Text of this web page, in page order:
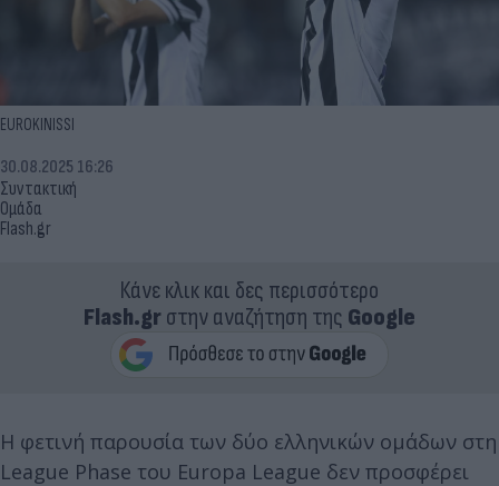
EUROKINISSI
Συντακτική
Ομάδα
Flash.gr
30.08.2025 16:26
Κάνε κλικ και δες περισσότερο
Flash.grστην αναζήτηση της Google
Η φετινή παρουσία των δύο ελληνικών ομάδων στη
League Phase του Europa League δεν προσφέρει